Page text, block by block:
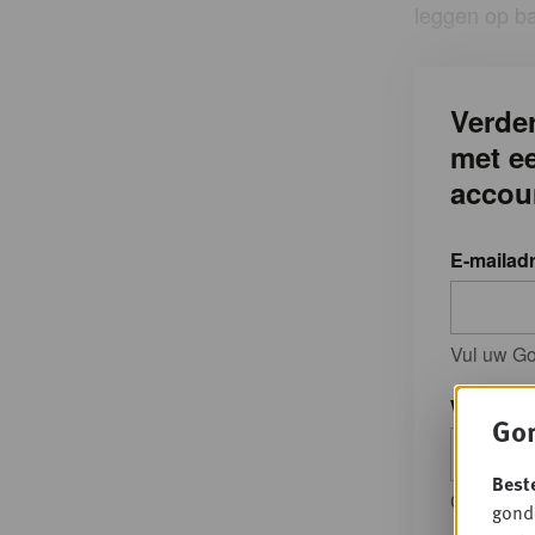
leggen op
met
E-
Vul uw
Geef je